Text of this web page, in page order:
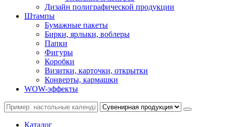
Дизайн полиграфической продукции
Штампы
Бумажные пакеты
Бирки, ярлыки, воблеры
Папки
Фигуры
Коробки
Визитки, карточки, открытки
Конверты, кармашки
WOW-эффекты
Каталог